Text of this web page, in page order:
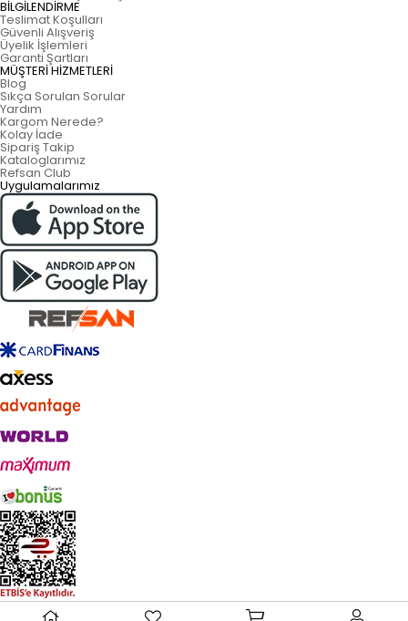
BİLGİLENDİRME
Teslimat Koşulları
Güvenli Alışveriş
Üyelik İşlemleri
Garanti Şartları
MÜŞTERİ HİZMETLERİ
Blog
Sıkça Sorulan Sorular
Yardım
Kargom Nerede?
Kolay İade
Sipariş Takip
Kataloglarımız
Refsan Club
Uygulamalarımız
© 2023refsan.com.tr- Tüm Hakları Saklıdır.